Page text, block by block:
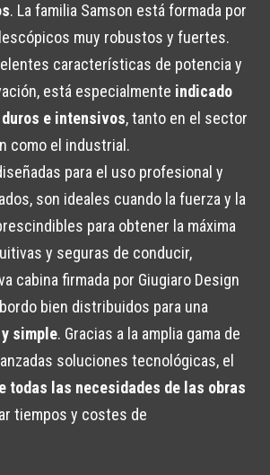
. La familia Samson está formada por
muy robustos y fuertes.
características de potencia y
está especialmente indicado
e intensivos, tanto en el sector
como el industrial.
para el uso profesional y
son ideales cuando la fuerza y la
para obtener la máxima
y seguras de conducir,
cabina firmada por Giugiaro Design
bien distribuidos para una
simple. Gracias a la amplia gama de
soluciones tecnológicas, el
todas las necesidades de las obras
tiempos y costes de